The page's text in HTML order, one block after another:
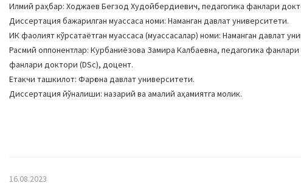
Илмий раҳбар: Ходжаев Бегзод Худойбердиевич, педагогика фанлари
Диссертация бажарилган муассаса номи: Наманган давлат университети.
ИК фаолият кўрсатаётган муассаса (муассасалар) номи: Наманган давлат
Расмий оппонентлар: Курбаниёзова Замира Калбаевна, педагогика
фанлари доктори (DSc), доцент.
Етакчи ташкилот: Фарғона давлат университети.
Диссертация йўналиши: назарий ва амалий аҳамиятга молик.
16.08.2023